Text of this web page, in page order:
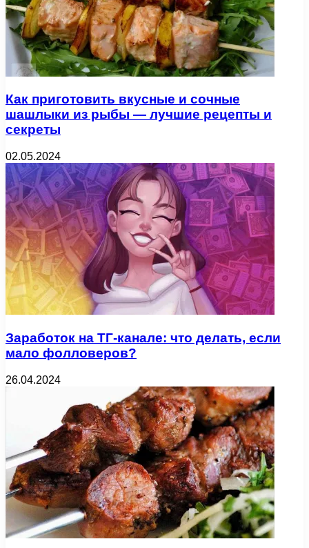
Как приготовить вкусные и сочные
шашлыки из рыбы — лучшие рецепты и
секреты
02.05.2024
Заработок на ТГ-канале: что делать, если
мало фолловеров?
26.04.2024